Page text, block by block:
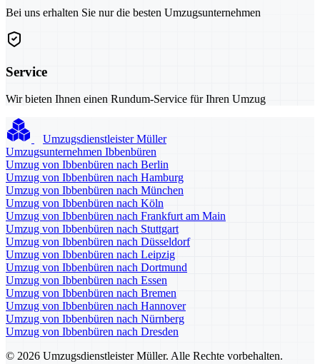
Bei uns erhalten Sie nur die besten Umzugsunternehmen
Service
Wir bieten Ihnen einen Rundum-Service für Ihren Umzug
Umzugsdienstleister Müller
Umzugsunternehmen Ibbenbüren
Umzug von Ibbenbüren nach Berlin
Umzug von Ibbenbüren nach Hamburg
Umzug von Ibbenbüren nach München
Umzug von Ibbenbüren nach Köln
Umzug von Ibbenbüren nach Frankfurt am Main
Umzug von Ibbenbüren nach Stuttgart
Umzug von Ibbenbüren nach Düsseldorf
Umzug von Ibbenbüren nach Leipzig
Umzug von Ibbenbüren nach Dortmund
Umzug von Ibbenbüren nach Essen
Umzug von Ibbenbüren nach Bremen
Umzug von Ibbenbüren nach Hannover
Umzug von Ibbenbüren nach Nürnberg
Umzug von Ibbenbüren nach Dresden
© 2026 Umzugsdienstleister Müller. Alle Rechte vorbehalten.